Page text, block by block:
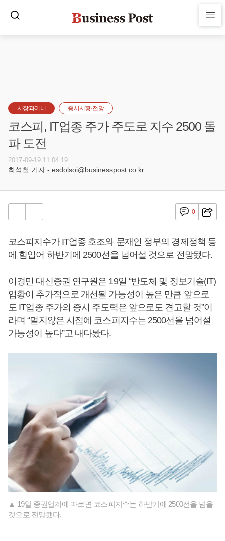
시장과머니 증시시황·전망
코스피, IT업종 주가 주도로 지수 2500 돌
파 도전
2017-09-19 11:04:19
최석철 기자 - esdolsoi@businesspost.co.kr
0
코스피지수가 IT업종 호조와 문재인 정부의 경제정책 등
에 힘입어 하반기에 2500선을 넘어설 것으로 전망됐다.
이경민 대신증권 연구원은 19일 “반도체 및 정보기술(IT)
업황이 추가적으로 개선될 가능성이 높은 만큼 앞으로
도 IT업종 주가의 증시 주도력은 앞으로도 견고할 것”이
라며 “멀지않은 시점에 코스피지수는 2500선을 넘어설
가능성이 높다”고 내다봤다.
▲ 19일 증권업계에 따르면 코스피지수는 하반기에 2500선을 넘을
것으로 전망됐다.